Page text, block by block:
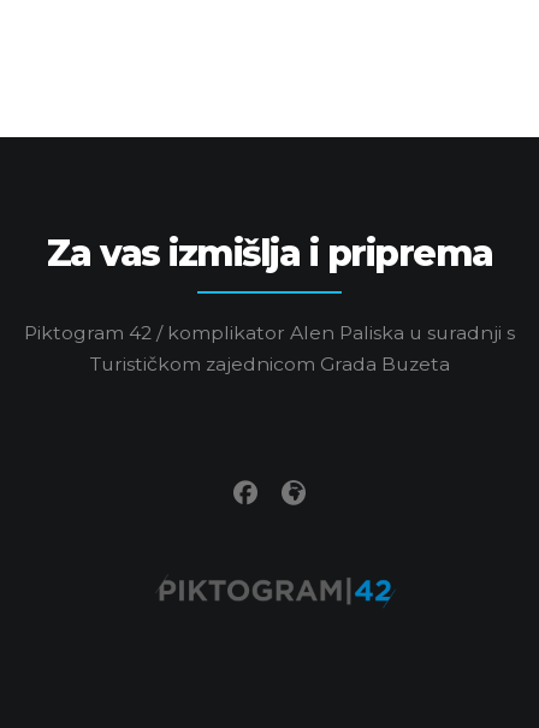
Za vas izmišlja i priprema
Piktogram 42 / komplikator Alen Paliska u suradnji s
Turističkom zajednicom Grada Buzeta